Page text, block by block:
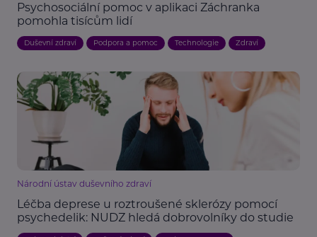
Psychosociální pomoc v aplikaci Záchranka
pomohla tisícům lidí
Duševní zdraví Podpora a pomoc Technologie Zdraví
Národní ústav duševního zdraví
Léčba deprese u roztroušené sklerózy pomocí
psychedelik: NUDZ hledá dobrovolníky do studie